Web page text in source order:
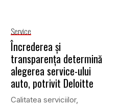
Service
Încrederea și
transparența determină
alegerea service-ului
auto, potrivit Deloitte
Calitatea serviciilor,